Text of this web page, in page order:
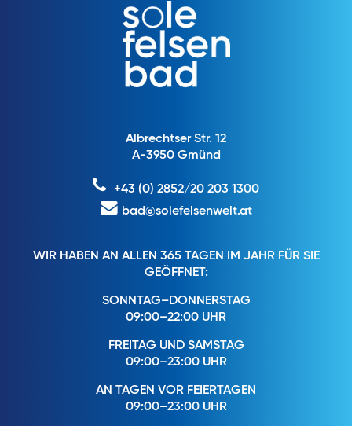
Albrechtser Str. 12
A-3950 Gmünd
+43 (0) 2852/20 203 1300
bad@solefelsenwelt.at
WIR HABEN AN ALLEN 365 TAGEN IM JAHR FÜR SIE
GEÖFFNET:
SONNTAG–DONNERSTAG
09:00–22:00 UHR
FREITAG UND SAMSTAG
09:00–23:00 UHR
AN TAGEN VOR FEIERTAGEN
09:00–23:00 UHR